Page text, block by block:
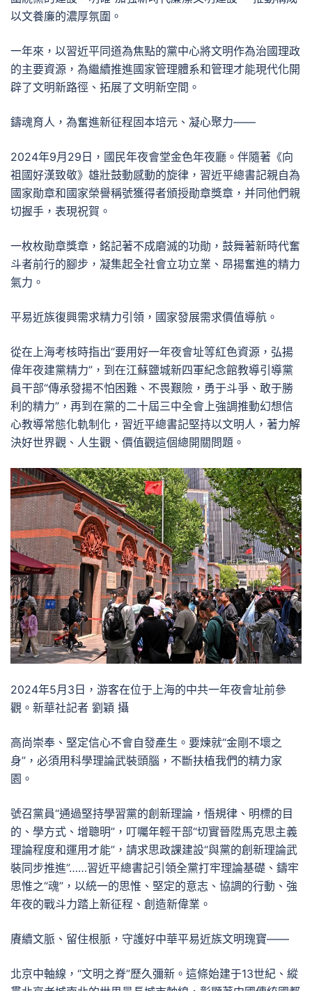
以文養廉的濃厚氛圍。
一年來，以習近平同道為焦點的黨中心將文明作為治國理政
的主要資源，為繼續推進國家管理體系和管理才能現代化開
辟了文明新路徑、拓展了文明新空間。
鑄魂育人，為奮進新征程固本培元、凝心聚力——
2024年9月29日，國民年夜會堂金色年夜廳。伴隨著《向
祖國好漢致敬》雄壯鼓動感動的旋律，習近平總書記親自為
國家勛章和國家榮譽稱號獲得者頒授勛章獎章，并同他們親
切握手，表現祝賀。
一枚枚勛章獎章，銘記著不成磨滅的功勛，鼓舞著新時代奮
斗者前行的腳步，凝集起全社會立功立業、昂揚奮進的精力
氣力。
平易近族復興需求精力引領，國家發展需求價值導航。
從在上海考核時指出“要用好一年夜會址等紅色資源，弘揚
偉年夜建黨精力”，到在江蘇鹽城新四軍紀念館教導引導黨
員干部“傳承發揚不怕困難、不畏艱險，勇于斗爭、敢于勝
利的精力”，再到在黨的二十屆三中全會上強調推動幻想信
心教導常態化軌制化，習近平總書記堅持以文明人，著力解
決好世界觀、人生觀、價值觀這個總開關問題。
2024年5月3日，游客在位于上海的中共一年夜會址前參
觀。新華社記者 劉穎 攝
高尚崇奉、堅定信心不會自發產生。要煉就“金剛不壞之
身”，必須用科學理論武裝頭腦，不斷扶植我們的精力家
園。
號召黨員“通過堅持學習黨的創新理論，悟規律、明標的目
的、學方式、增聰明”，叮囑年輕干部“切實晉陞馬克思主義
理論程度和運用才能”，請求思政課建設“與黨的創新理論武
裝同步推進”……習近平總書記引領全黨打牢理論基礎、鑄牢
思惟之“魂”，以統一的思惟、堅定的意志、協調的行動、強
年夜的戰斗力踏上新征程、創造新偉業。
賡續文脈、留住根脈，守護好中華平易近族文明瑰寶——
北京中軸線，“文明之脊”歷久彌新。這條始建于13世紀、縱